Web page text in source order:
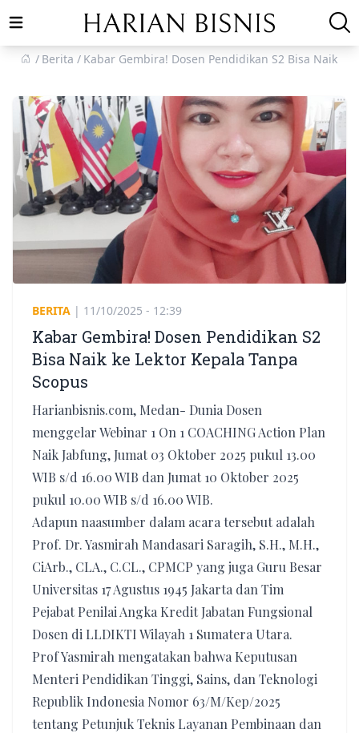
Open main menu
Berita
Kabar Gembira! Dosen Pendidikan S2 Bisa Naik ke
BERITA | 11/10/2025 - 12:39
Kabar Gembira! Dosen Pendidikan S2
Bisa Naik ke Lektor Kepala Tanpa
Scopus
Harianbisnis.com, Medan- Dunia Dosen
menggelar Webinar 1 On 1 COACHING Action Plan
Naik Jabfung, Jumat 03 Oktober 2025 pukul 13.00
WIB s/d 16.00 WIB dan Jumat 10 Oktober 2025
pukul 10.00 WIB s/d 16.00 WIB.
Adapun naasumber dalam acara tersebut adalah
Prof. Dr. Yasmirah Mandasari Saragih, S.H., M.H.,
CiArb., CLA., C.CL., CPMCP yang juga Guru Besar
Universitas 17 Agustus 1945 Jakarta dan Tim
Pejabat Penilai Angka Kredit Jabatan Fungsional
Dosen di LLDIKTI Wilayah 1 Sumatera Utara.
Prof Yasmirah mengatakan bahwa Keputusan
Menteri Pendidikan Tinggi, Sains, dan Teknologi
Republik Indonesia Nomor 63/M/Kep/2025
tentang Petunjuk Teknis Layanan Pembinaan dan